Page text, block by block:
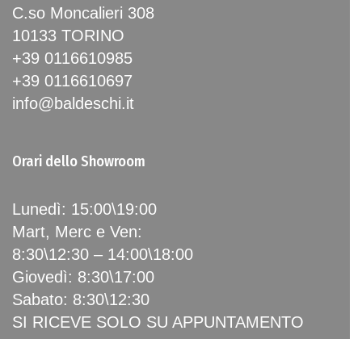
C.so Moncalieri 308
10133 TORINO
+39 0116610985
+39 0116610697
info@baldeschi.it
Orari dello Showroom
Lunedì: 15:00\19:00
Mart, Merc e Ven:
8:30\12:30 – 14:00\18:00
Giovedì: 8:30\17:00
Sabato: 8:30\12:30
SI RICEVE SOLO SU APPUNTAMENTO